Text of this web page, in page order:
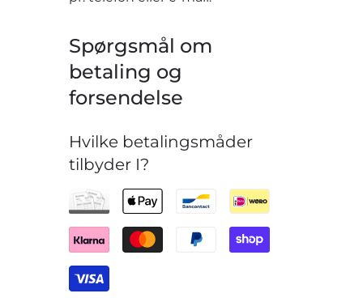
Spørgsmål om
betaling og
forsendelse
Hvilke betalingsmåder
tilbyder I?